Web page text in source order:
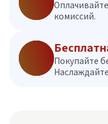
комиссий.
Покупайте